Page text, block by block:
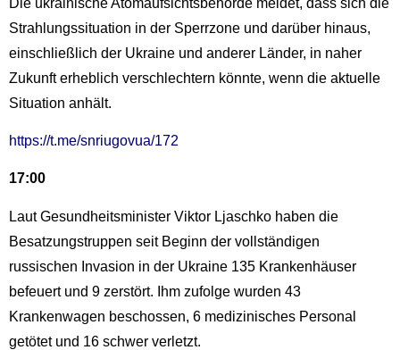
Strahlungssituation in der Sperrzone und darüber hinaus,
einschließlich der Ukraine und anderer Länder, in naher
Zukunft erheblich verschlechtern könnte, wenn die aktuelle
Situation anhält.
https://t.me/snriugovua/172
17:00
Laut Gesundheitsminister Viktor Ljaschko haben die
Besatzungstruppen seit Beginn der vollständigen
russischen Invasion in der Ukraine 135 Krankenhäuser
befeuert und 9 zerstört. Ihm zufolge wurden 43
Krankenwagen beschossen, 6 medizinisches Personal
getötet und 16 schwer verletzt.